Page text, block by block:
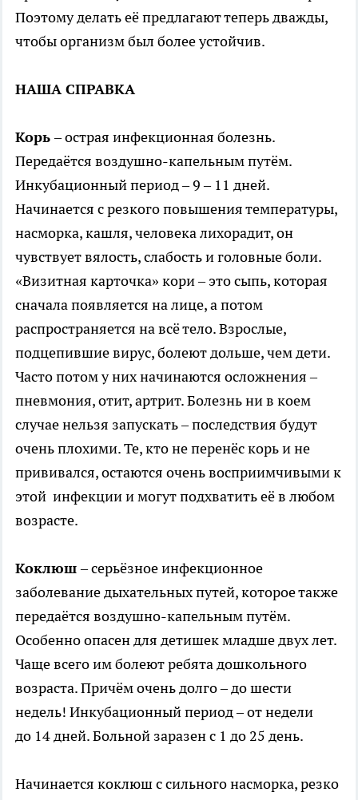
Поэтому делать её предлагают теперь дважды,
чтобы организм был более устойчив.
НАША СПРАВКА
Корь– острая инфекционная болезнь.
Передаётся воздушно-капельным путём.
Инкубационный период – 9 – 11 дней.
Начинается с резкого повышения температуры,
насморка, кашля, человека лихорадит, он
чувствует вялость, слабость и головные боли.
«Визитная карточка» кори – это сыпь, которая
сначала появляется на лице, а потом
распространяется на всё тело. Взрослые,
подцепившие вирус, болеют дольше, чем дети.
Часто потом у них начинаются осложнения –
пневмония, отит, артрит. Болезнь ни в коем
случае нельзя запускать – последствия будут
очень плохими. Те, кто не перенёс корь и не
прививался, остаются очень восприимчивыми к
этой инфекции и могут подхватить её в любом
возрасте.
Коклюш– серьёзное инфекционное
заболевание дыхательных путей, которое также
передаётся воздушно-капельным путём.
Особенно опасен для детишек младше двух лет.
Чаще всего им болеют ребята дошкольного
возраста. Причём очень долго – до шести
недель! Инкубационный период – от недели
до 14 дней. Больной заразен с 1 до 25 день.
Начинается коклюш с сильного насморка, резко